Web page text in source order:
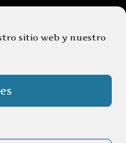
sitio web y nuestro